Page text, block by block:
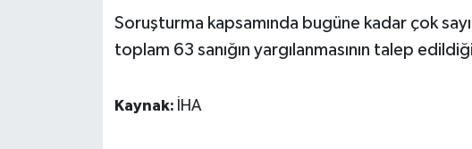
Soruşturma kapsamında bugüne kadar çok
toplam 63 sanığın yargılanmasının talep
Kaynak: İHA